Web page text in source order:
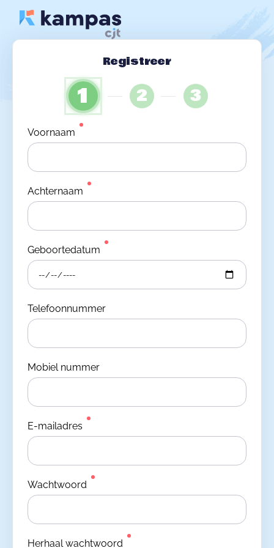
Registreer
1 2 3
Voornaam
Achternaam
Geboortedatum
Telefoonnummer
Mobiel nummer
E-mailadres
Wachtwoord
Herhaal wachtwoord